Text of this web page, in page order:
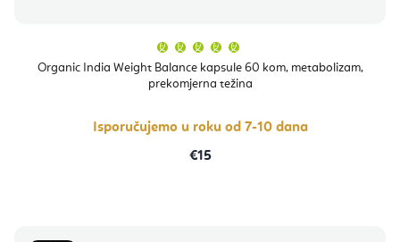
Organic India Weight Balance kapsule 60 kom, metabolizam,
prekomjerna težina
proizvoda
je
5,0
zvjezdica.
Isporučujemo u roku od 7-10 dana
€15